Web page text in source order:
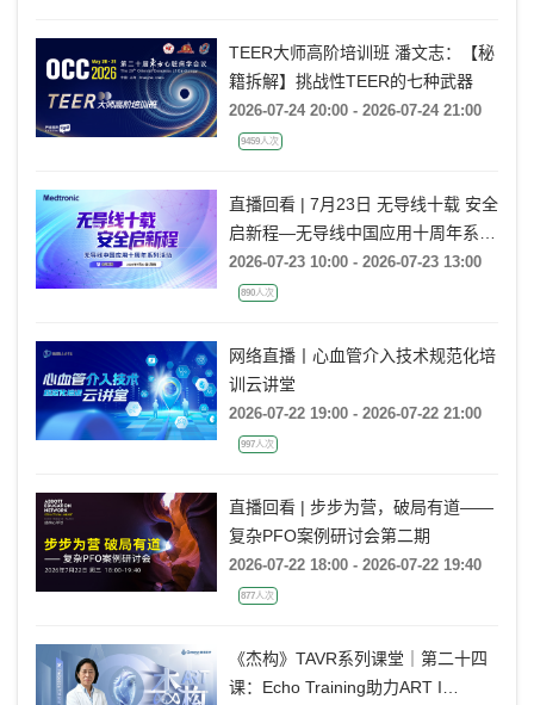
TEER大师高阶培训班 潘文志：【秘
籍拆解】挑战性TEER的七种武器
2026-07-24 20:00 - 2026-07-24 21:00
9459人次
直播回看 | 7月23日 无导线十载 安全
启新程—无导线中国应用十周年系列
活动
2026-07-23 10:00 - 2026-07-23 13:00
890人次
网络直播丨心血管介入技术规范化培
训云讲堂
2026-07-22 19:00 - 2026-07-22 21:00
997人次
直播回看 | 步步为营，破局有道——
复杂PFO案例研讨会第二期
2026-07-22 18:00 - 2026-07-22 19:40
877人次
《杰构》TAVR系列课堂｜第二十四
课：Echo Training助力ART I